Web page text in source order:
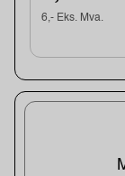
6,- Eks. Mva.